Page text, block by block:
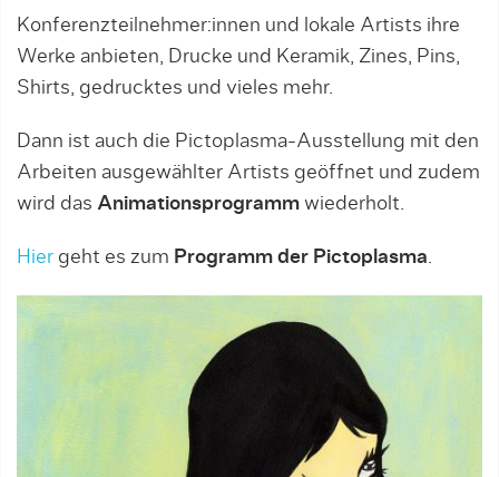
Konferenzteilnehmer:innen und lokale Artists ihre
Werke anbieten, Drucke und Keramik, Zines, Pins,
Shirts, gedrucktes und vieles mehr.
Dann ist auch die Pictoplasma-Ausstellung mit den
Arbeiten ausgewählter Artists geöffnet und zudem
wird das Animationsprogramm wiederholt.
Hier geht es zum Programm der Pictoplasma.